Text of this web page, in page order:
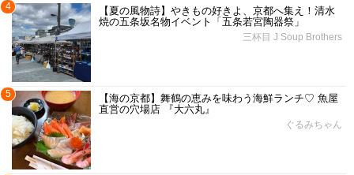
4
【夏の風物詩】やきもの好きよ、京都へ集え！清水
焼の五条坂名物イベント「五条若宮陶器祭」
三杯目 J Soup Brothers
5
【海の京都】舞鶴の恵みを味わう海鮮ランチ♡ 魚屋
直営の穴場店 『大六丸』
ぐるみちゃん